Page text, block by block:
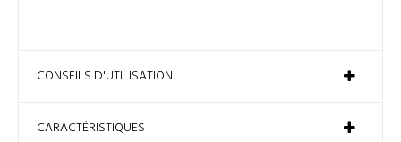
CONSEILS D'UTILISATION
CARACTÉRISTIQUES